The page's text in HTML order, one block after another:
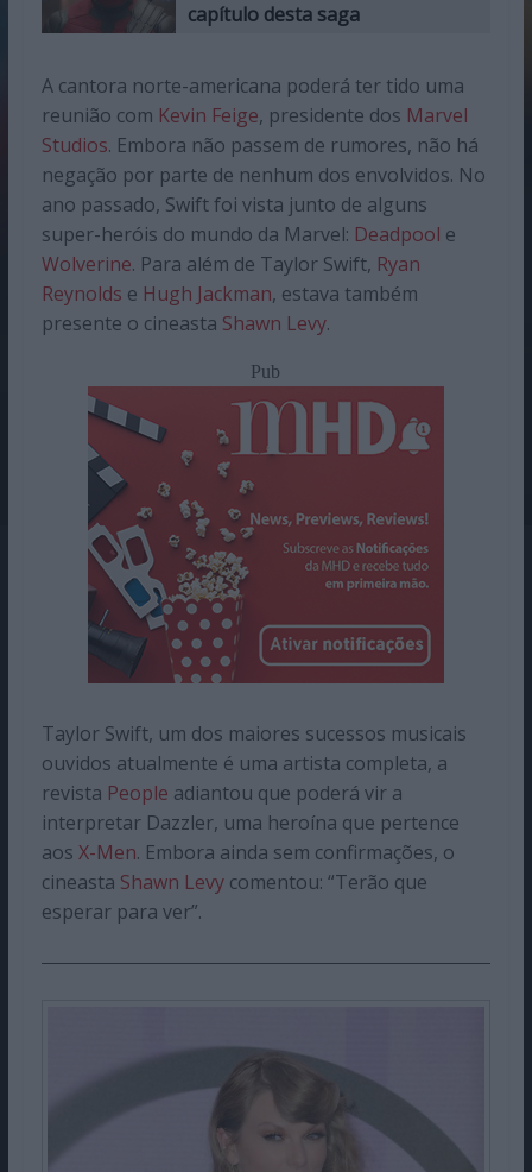
capítulo desta saga
A cantora norte-americana poderá ter tido uma
reunião com Kevin Feige, presidente dos Marvel
Studios. Embora não passem de rumores, não há
negação por parte de nenhum dos envolvidos. No
ano passado, Swift foi vista junto de alguns
super-heróis do mundo da Marvel: Deadpool e
Wolverine. Para além de Taylor Swift, Ryan
Reynolds e Hugh Jackman, estava também
presente o cineasta Shawn Levy.
Pub
Taylor Swift, um dos maiores sucessos musicais
ouvidos atualmente é uma artista completa, a
revista People adiantou que poderá vir a
interpretar Dazzler, uma heroína que pertence
aos X-Men. Embora ainda sem confirmações, o
cineasta Shawn Levycomentou: “Terão que
esperar para ver”.